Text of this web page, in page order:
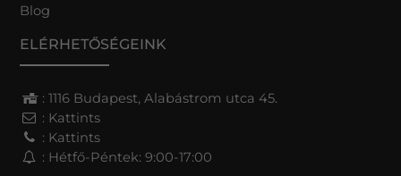
Blog
ELÉRHETŐSÉGEINK
: 1116 Budapest, Alabástrom utca 45.
: Kattints
: Kattints
: Hétfő-Péntek: 9:00-17:00